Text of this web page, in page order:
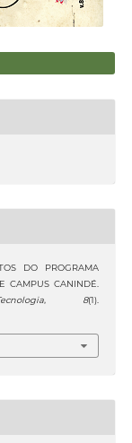
DO PROGRAMA
CAMPUS CANINDÉ.
, 8(1).